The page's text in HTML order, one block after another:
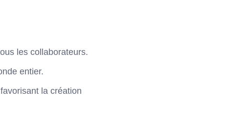
les collaborateurs.
entier.
la création